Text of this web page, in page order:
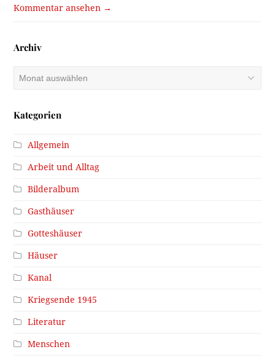
Kommentar ansehen →
Archiv
Archiv
Kategorien
Allgemein
Arbeit und Alltag
Bilderalbum
Gasthäuser
Gotteshäuser
Häuser
Kanal
Kriegsende 1945
Literatur
Menschen